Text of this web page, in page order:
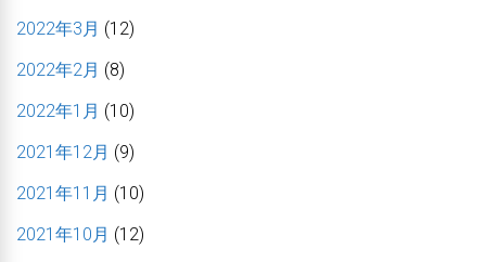
2022年3月 (12)
2022年2月 (8)
2022年1月 (10)
2021年12月 (9)
2021年11月 (10)
2021年10月 (12)